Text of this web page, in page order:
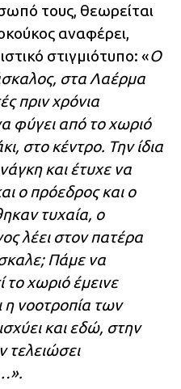
τους, θεωρείται
αναφέρει,
στιγμιότυπο: «Ο
στα Λαέρμα
πριν χρόνια
φύγει από το χωριό
στο κέντρο. Την ίδια
και έτυχε να
ο πρόεδρος και ο
τυχαία, ο
λέει στον πατέρα
Πάμε να
χωριό έμεινε
η νοοτροπία των
και εδώ, στην
τελειώσει